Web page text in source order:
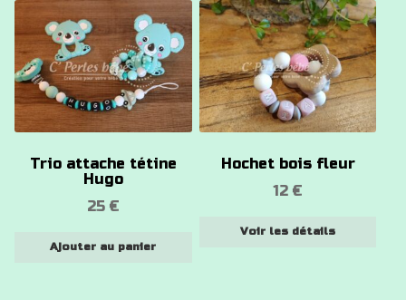
Trio attache tétine
Hugo
25 €
Ajouter au panier
Hochet bois fleur
12€
Voir les détails
Ce
produit
a
plusieurs
variations.
Les
peuvent